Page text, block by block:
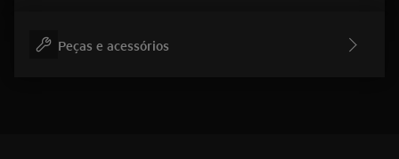
Peças e acessórios